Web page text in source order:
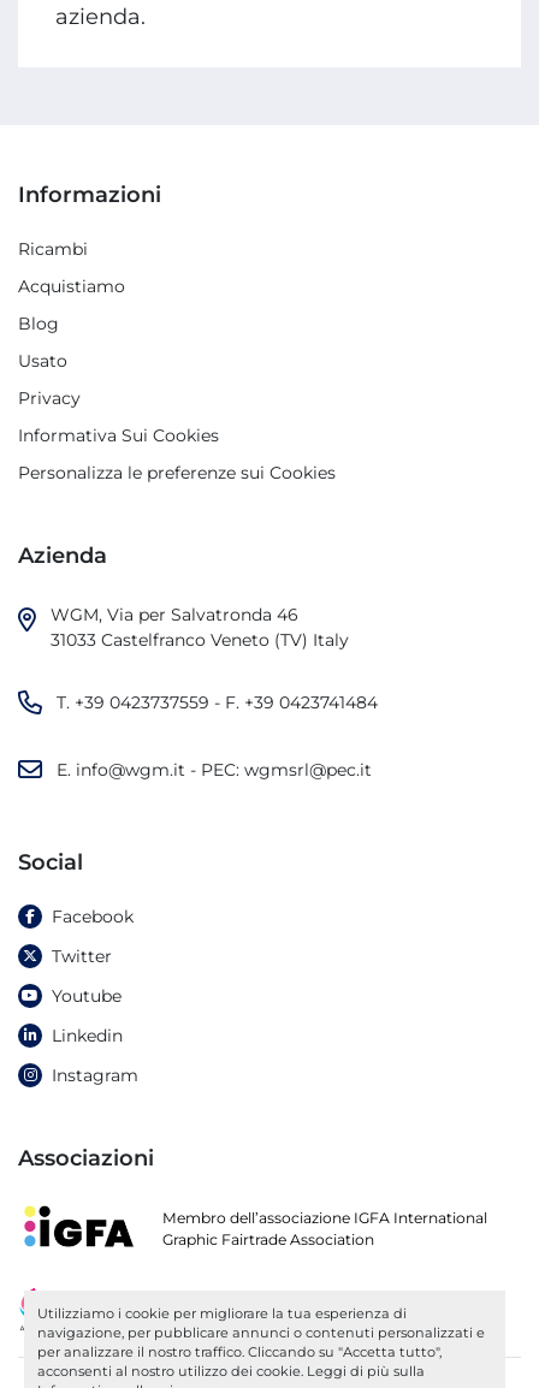
Utilizziamo i cookie per migliorare la tua esperienza di
navigazione, per pubblicare annunci o contenuti personalizzati e
per analizzare il nostro traffico. Cliccando su "Accetta tutto",
acconsenti al nostro utilizzo dei cookie. Leggi di più sulla
azienda.
Azienda
WGM, Via per Salvatronda 46
31033 Castelfranco Veneto (TV) Italy
T. +39 0423737559 - F. +39 0423741484
E. info@wgm.it - PEC: wgmsrl@pec.it
Informazioni
Ricambi
Acquistiamo
Blog
Usato
Privacy
Informativa Sui Cookies
Personalizza le preferenze sui Cookies
Social
Facebook
Twitter
Youtube
Linkedin
Instagram
Associazioni
Membro dell’associazione IGFA International
Graphic Fairtrade Association
Associazione Fornitori Industria Grafica